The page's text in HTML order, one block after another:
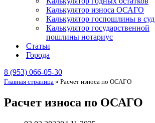
Калькулятор износа ОСАГО
Калькулятор госпошлины в суд
Калькулятор государственной
пошлины нотариус
Статьи
Города
8 (953) 066-05-30
Главная страница » Расчет износа по ОСАГО
Расчет износа по ОСАГО